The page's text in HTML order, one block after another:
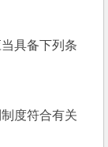
具备下列条
度符合有关